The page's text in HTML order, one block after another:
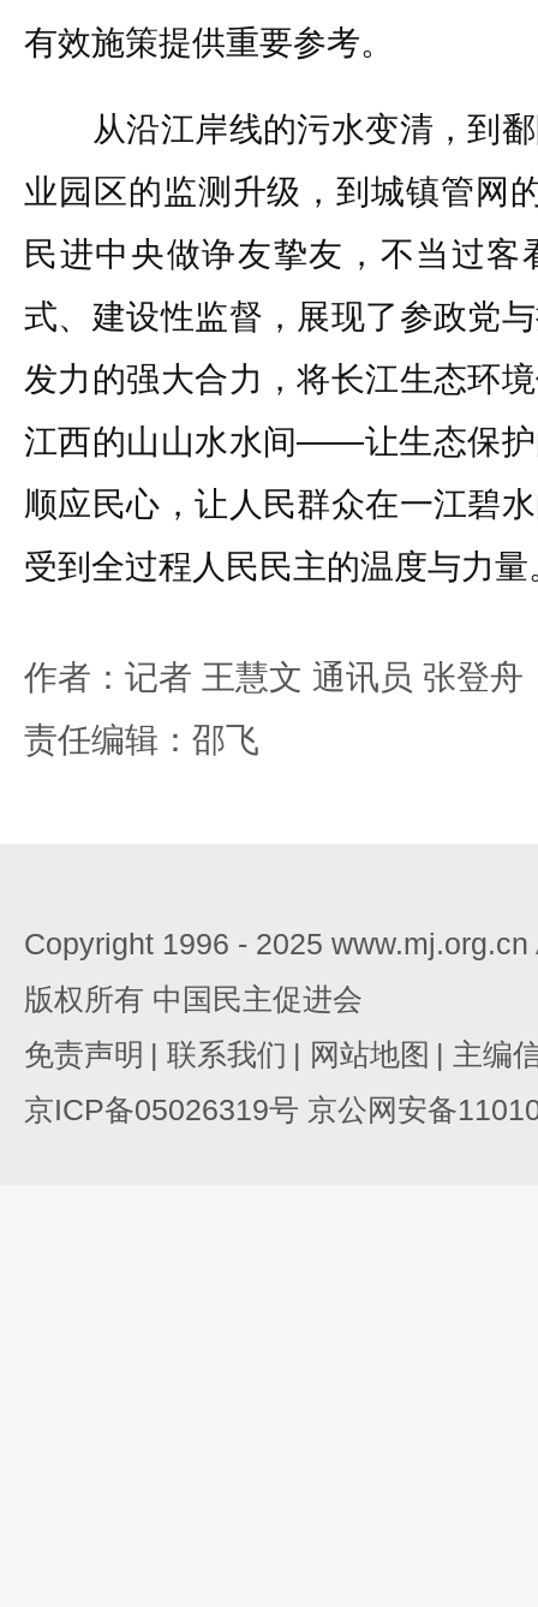
有效施策提供重要参考。
从沿江岸线的污水变清，到鄱
业园区的监测升级，到城镇管网
民进中央做诤友挚友，不当过
式、建设性监督，展现了参政党
发力的强大合力，将长江生态环
江西的山山水水间——让生态保
顺应民心，让人民群众在一江碧
受到全过程人民民主的温度与力量
作者：记者 王慧文 通讯员 张登舟
责任编辑：邵飞
Copyright 1996 - 2025
版权所有 中国民主促进会
免责声明 | 联系我们 | 网站地图 | 主编
京ICP备05026319号 京公网安备